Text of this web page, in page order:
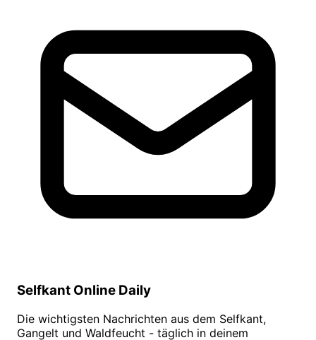
Selfkant Online Daily
Die wichtigsten Nachrichten aus dem Selfkant,
Gangelt und Waldfeucht - täglich in deinem